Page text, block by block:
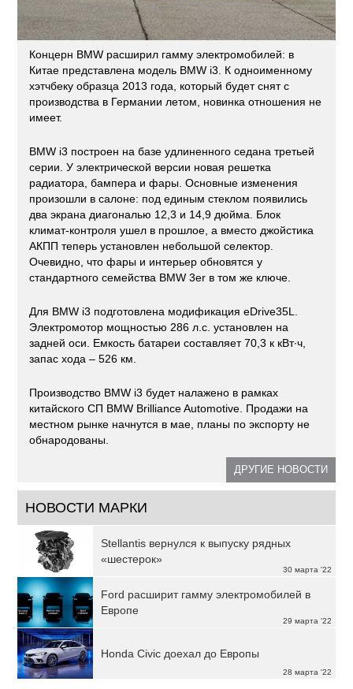
Концерн BMW расширил гамму электромобилей: в
Китае представлена модель BMW i3. К одноименному
хэтчбеку образца 2013 года, который будет снят с
производства в Германии летом, новинка отношения не
имеет.
BMW i3 построен на базе удлиненного седана третьей
серии. У электрической версии новая решетка
радиатора, бампера и фары. Основные изменения
произошли в салоне: под единым стеклом появились
два экрана диагональю 12,3 и 14,9 дюйма. Блок
климат-контроля ушел в прошлое, а вместо джойстика
АКПП теперь установлен небольшой селектор.
Очевидно, что фары и интерьер обновятся у
стандартного семейства BMW 3er в том же ключе.
Для BMW i3 подготовлена модификация eDrive35L.
Электромотор мощностью 286 л.с. установлен на
задней оси. Емкость батареи составляет 70,3 к кВт∙ч,
запас хода – 526 км.
Производство BMW i3 будет налажено в рамках
китайского СП BMW Brilliance Automotive. Продажи на
местном рынке начнутся в мае, планы по экспорту не
обнародованы.
ДРУГИЕ НОВОСТИ
НОВОСТИ МАРКИ
30 марта '22
Stellantis вернулся к выпуску рядных
«шестерок»
29 марта '22
Ford расширит гамму электромобилей в
Европе
28 марта '22
Honda Civic доехал до Европы